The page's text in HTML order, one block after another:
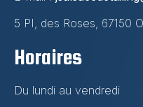
5 PI, des Roses, 67150
Horaires
Du lundi au vendredi